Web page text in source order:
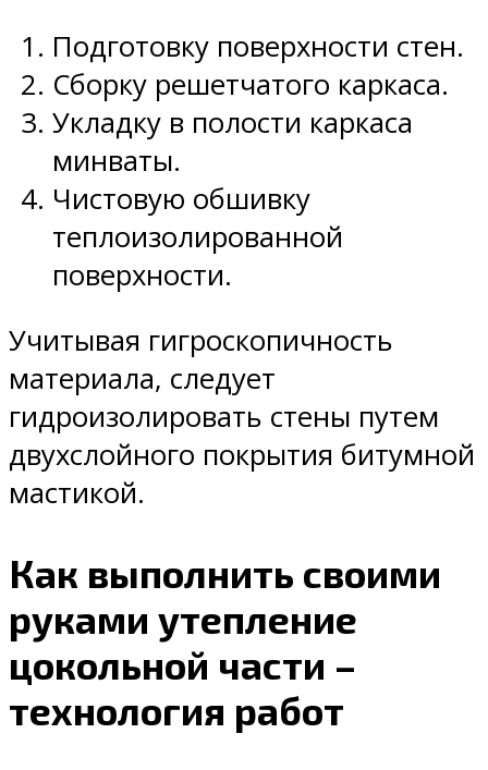
Подготовку поверхности стен.
Сборку решетчатого каркаса.
Укладку в полости каркаса
минваты.
Чистовую обшивку
теплоизолированной
поверхности.
Учитывая гигроскопичность
материала, следует
гидроизолировать стены путем
двухслойного покрытия битумной
мастикой.
Как выполнить своими
руками утепление
цокольной части –
технология работ